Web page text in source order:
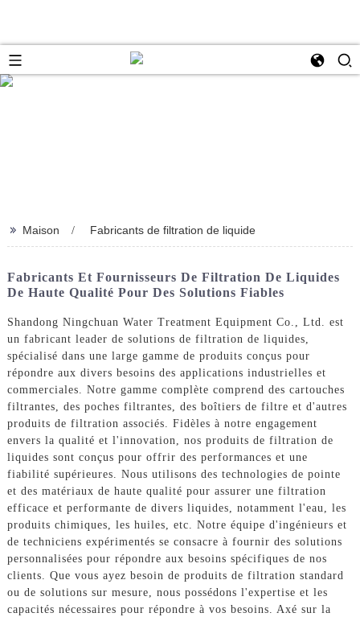
>> Maison Fabricants de filtration de liquide
Fabricants Et Fournisseurs De Filtration De Liquides
De Haute Qualité Pour Des Solutions Fiables
Shandong Ningchuan Water Treatment Equipment Co., Ltd. est
un fabricant leader de solutions de filtration de liquides,
spécialisé dans une large gamme de produits conçus pour
répondre aux divers besoins des applications industrielles et
commerciales. Notre gamme complète comprend des cartouches
filtrantes, des poches filtrantes, des boîtiers de filtre et d'autres
produits de filtration associés. Fidèles à notre engagement
envers la qualité et l'innovation, nos produits de filtration de
liquides sont conçus pour offrir des performances et une
fiabilité supérieures. Nous utilisons des technologies de pointe
et des matériaux de haute qualité pour assurer une filtration
efficace et performante de divers liquides, notamment l'eau, les
produits chimiques, les huiles, etc. Notre équipe d'ingénieurs et
de techniciens expérimentés se consacre à fournir des solutions
personnalisées pour répondre aux besoins spécifiques de nos
clients. Que vous ayez besoin de produits de filtration standard
ou de solutions sur mesure, nous possédons l'expertise et les
capacités nécessaires pour répondre à vos besoins. Axé sur la